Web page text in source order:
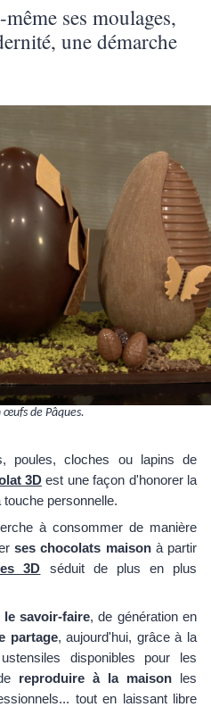
ses moulages,
une démarche
œufs de Pâques.
poules, cloches ou lapins de
3D est une façon d'honorer la
personnelle.
à consommer de manière
ses chocolats maisonà partir
3D séduit de plus en plus
savoir-faire, de génération en
partage, aujourd'hui, grâce à la
disponibles pour les
reproduire à la maison les
tout en laissant libre